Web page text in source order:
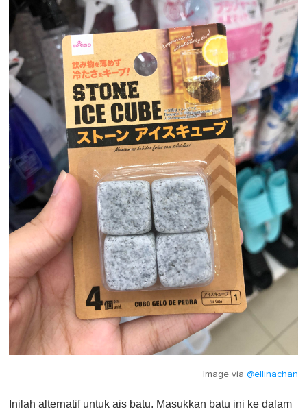
Image via @ellinachan
Inilah alternatif untuk ais batu. Masukkan batu ini ke dalam